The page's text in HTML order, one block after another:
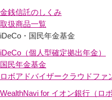
金銭信託のしくみ
取扱商品一覧
iDeCo・国民年金基金
iDeCo（個人型確定拠出年金）
国民年金基金
ロボアドバイザークラウドファ
WealthNavi for イオン銀行（ロ